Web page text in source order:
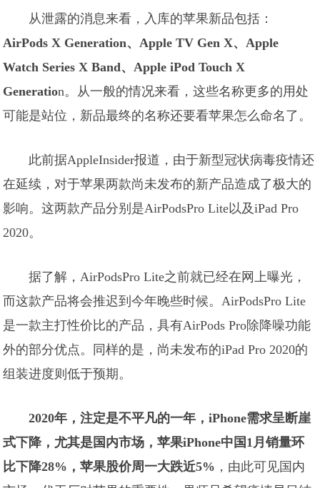
从泄露的消息来看，入库的苹果新品包括：
AirPods X Generation、Apple TV Gen X、Apple
Watch Series X Band、Apple iPod Touch X
Generation。从一般的情况来看，这些名称更多的用处
可能是站位，新品最终的名称还要看苹果怎么命名了。
此前据AppleInsider报道，由于新型冠状病毒疫情还
在延续，对于苹果两款尚未发布的新产品造成了极大的
影响。这两款产品分别是AirPodsPro Lite以及iPad Pro
2020。
据了解，AirPodsPro Lite之前就已经在网上曝光，
而这款产品将会推迟到今年晚些时候。AirPodsPro Lite
是一款主打性价比的产品，具有AirPods Pro除降噪功能
外的部分优点。同样的是，尚未发布的iPad Pro 2020的
组装进度则低于预期。
2020年，注定是不平凡的一年，iPhone需求呈断崖
式下降，尤其是国内市场，苹果iPhone中国1月销量环
比下降28%，苹果股价周一大跌近5% ，由此可见国内